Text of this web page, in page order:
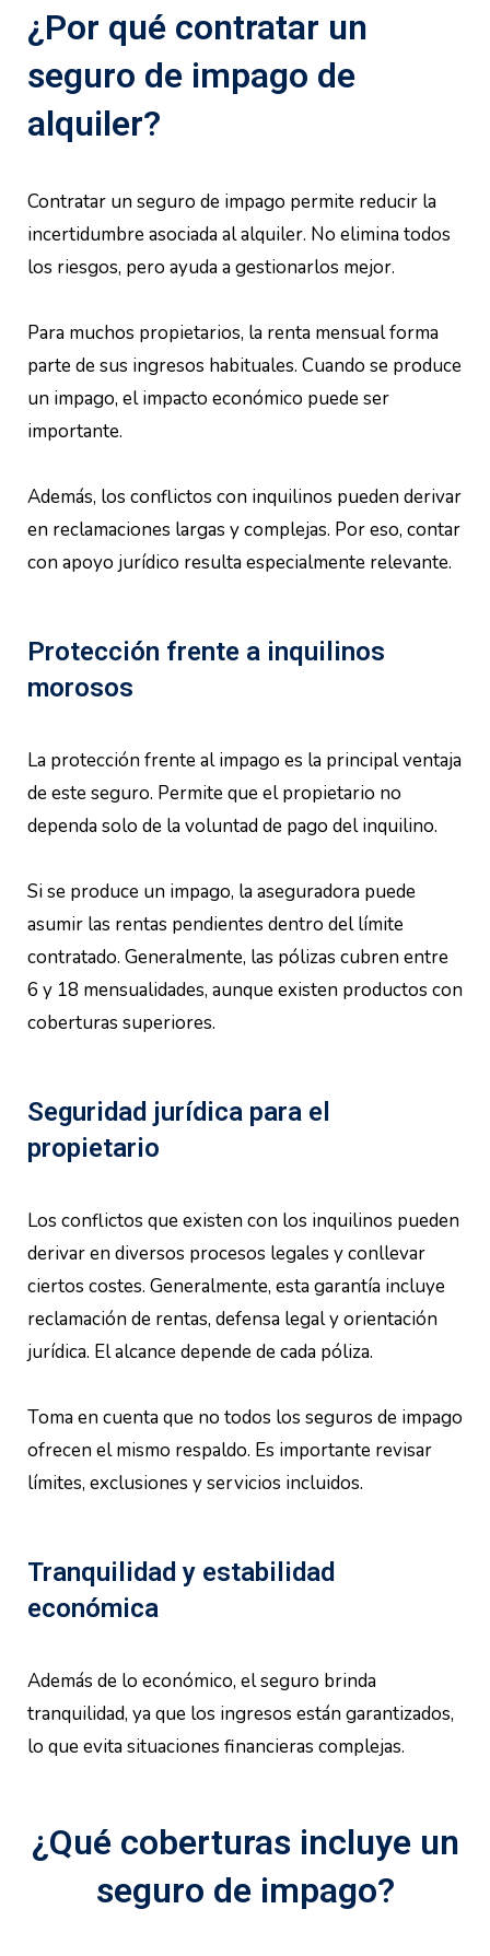
¿Por qué contratar un
seguro de impago de
alquiler?
Contratar un seguro de impago permite reducir la
incertidumbre asociada al alquiler. No elimina todos
los riesgos, pero ayuda a gestionarlos mejor.
Para muchos propietarios, la renta mensual forma
parte de sus ingresos habituales. Cuando se produce
un impago, el impacto económico puede ser
importante.
Además, los conflictos con inquilinos pueden derivar
en reclamaciones largas y complejas. Por eso, contar
con apoyo jurídico resulta especialmente relevante.
Protección frente a inquilinos
morosos
La protección frente al impago es la principal ventaja
de este seguro. Permite que el propietario no
dependa solo de la voluntad de pago del inquilino.
Si se produce un impago, la aseguradora puede
asumir las rentas pendientes dentro del límite
contratado. Generalmente, las pólizas cubren entre
6 y 18 mensualidades, aunque existen productos con
coberturas superiores.
Seguridad jurídica para el
propietario
Los conflictos que existen con los inquilinos pueden
derivar en diversos procesos legales y conllevar
ciertos costes. Generalmente, esta garantía incluye
reclamación de rentas, defensa legal y orientación
jurídica. El alcance depende de cada póliza.
Toma en cuenta que no todos los seguros de impago
ofrecen el mismo respaldo. Es importante revisar
límites, exclusiones y servicios incluidos.
Tranquilidad y estabilidad
económica
Además de lo económico, el seguro brinda
tranquilidad, ya que los ingresos están garantizados,
lo que evita situaciones financieras complejas.
¿Qué coberturas incluye un
seguro de impago?